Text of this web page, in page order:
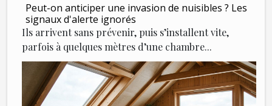
Peut-on anticiper une invasion de nuisibles ? Les
signaux d'alerte ignorés
Ils arrivent sans prévenir, puis s’installent vite,
parfois à quelques mètres d’une chambre...